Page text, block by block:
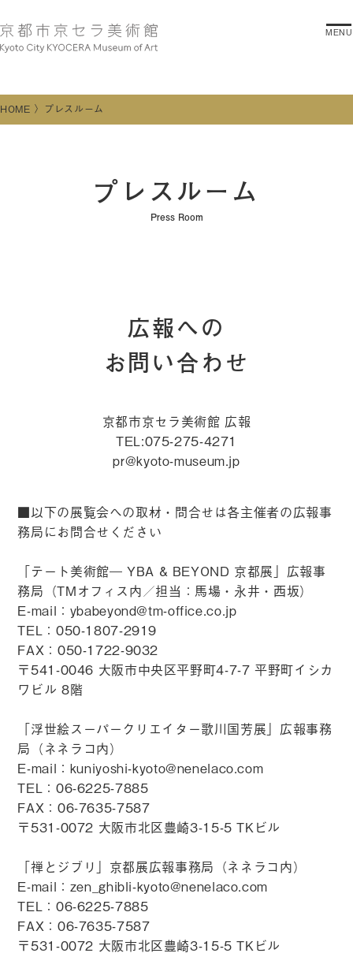
MENU
HOME プレスルーム
プレスルーム
Press Room
広報への
お問い合わせ
京都市京セラ美術館 広報
TEL:075-275-4271
pr@kyoto-museum.jp
■以下の展覧会への取材・問合せは各主催者の広報事
務局にお問合せください
「テート美術館― YBA & BEYOND 京都展」広報事
務局（TMオフィス内／担当：馬場・永井・西坂）
E-mail： ybabeyond@tm-office.co.jp
TEL：050-1807-2919
FAX：050-1722-9032
〒541-0046 大阪市中央区平野町4-7-7 平野町イシカ
ワビル 8階
「浮世絵スーパークリエイター歌川国芳展」広報事務
局（ネネラコ内）
E-mail： kuniyoshi-kyoto@nenelaco.com
TEL：06-6225-7885
FAX：06-7635-7587
〒531-0072 大阪市北区豊崎3-15-5 TKビル
「禅とジブリ」京都展広報事務局（ネネラコ内）
E-mail： zen_ghibli-kyoto@nenelaco.com
TEL：06-6225-7885
FAX：06-7635-7587
〒531-0072 大阪市北区豊崎3-15-5 TKビル